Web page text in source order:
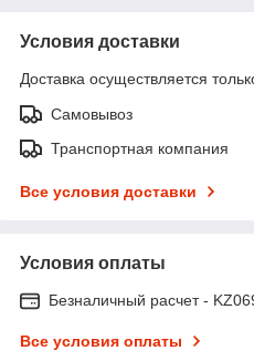
Условия доставки
Доставка осуществляется
Самовывоз
Транспортная компания
Все условия доставки
Условия оплаты
Безналичный расчет -
Все условия оплаты